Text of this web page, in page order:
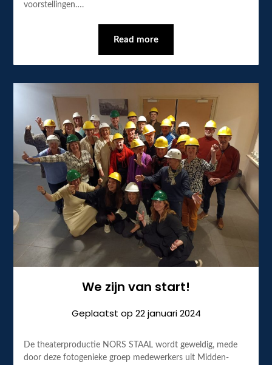
voorstellingen….
Read more
We zijn van start!
Geplaatst op 22 januari 2024
De theaterproductie NORS STAAL wordt geweldig, mede
door deze fotogenieke groep medewerkers uit Midden-